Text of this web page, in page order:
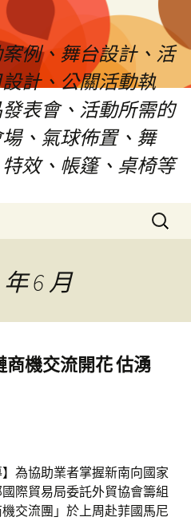
例、舞台設計、活
計、公關活動執
表會、活動所需的
、氣球佈置、舞
效、帳篷、桌椅等
搜
尋
6 月
商機交流開花 估湧
】為協助業者掌握新南向國家
際貿易局委託外貿協會籌組
交流團」於上周赴菲國馬尼